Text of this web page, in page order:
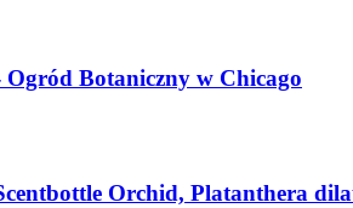
Botaniczny w Chicago
Orchid, Platanthera